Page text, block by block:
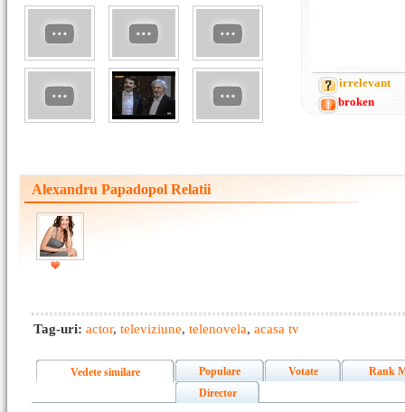
irrelevant
broken
Alexandru Papadopol Relatii
Tag-uri: actor, televiziune, telenovela, acasa tv
Vedete similare Populare Votate
Rank
Director